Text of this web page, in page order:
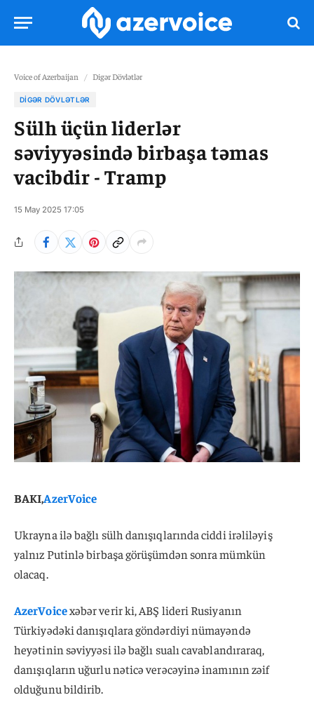
Voice of Azerbaijan / Digər Dövlətlər
DIGƏR DÖVLƏTLƏR
Sülh üçün liderlər
səviyyəsində birbaşa təmas
vacibdir - Tramp
15 May 2025 17:05
BAKI,AzerVoice
Ukrayna ilə bağlı sülh danışıqlarında ciddi irəliləyiş
yalnız Putinlə birbaşa görüşümdən sonra mümkün
olacaq.
AzerVoicexəbər verir ki, ABŞ lideri Rusiyanın
Türkiyədəki danışıqlara göndərdiyi nümayəndə
heyətinin səviyyəsi ilə bağlı sualı cavablandıraraq,
danışıqların uğurlu nəticə verəcəyinə inamının zəif
olduğunu bildirib.